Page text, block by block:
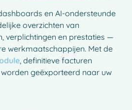
en AI-ondersteunde
overzichten van
verplichtingen en prestaties —
werkmaatschappijen. Met de
, definitieve facturen
geëxporteerd naar uw